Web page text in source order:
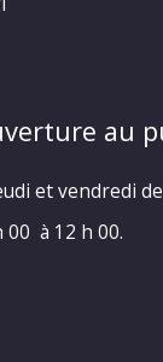
au
et vendredi
00 à 12 h 00.